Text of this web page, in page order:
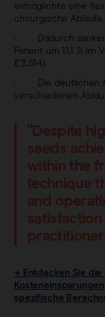
ermöglichte eine
chirurgische Abläufe.
· Dadurch sanken
Patient um 11,1 %
€3.514).
· Die deutlichen
verschiedenen
"Despite
seeds
within the
technique
and
→ Entdecken Sie die
spezifische